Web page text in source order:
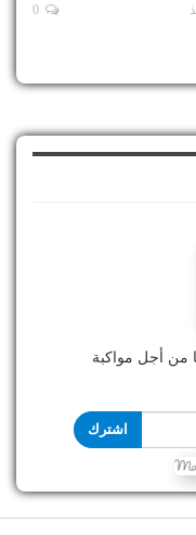
من أجل مواكبة
اشترك